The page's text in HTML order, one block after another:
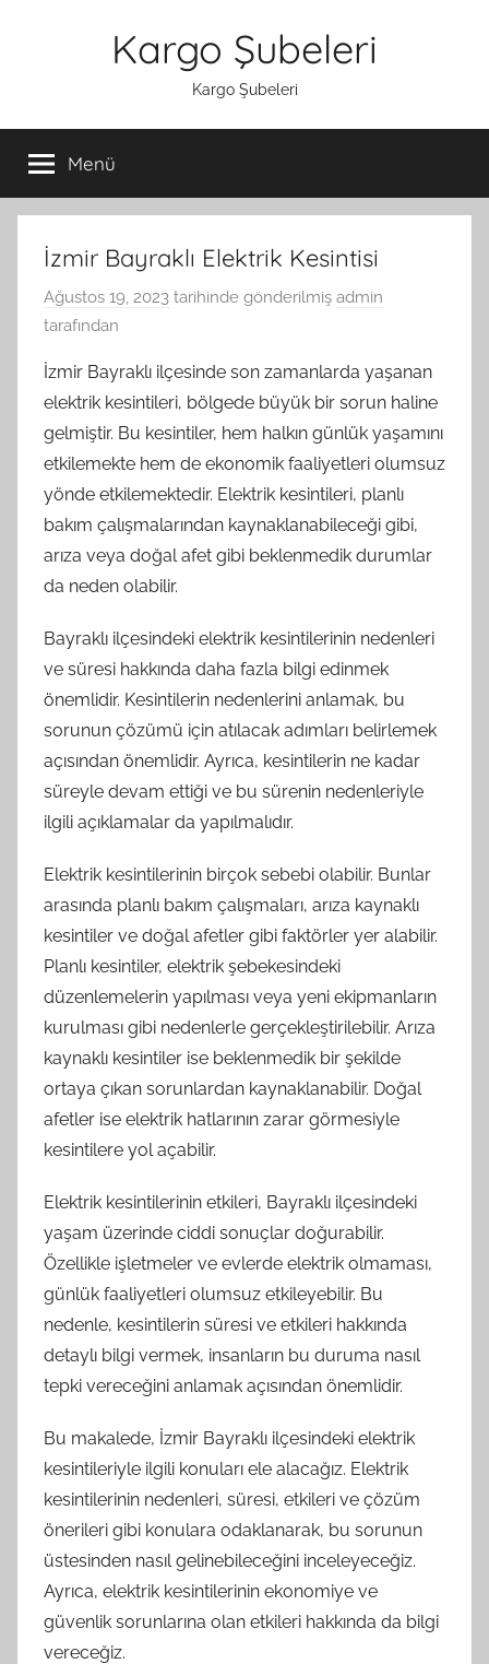
Kargo Şubeleri
Kargo Şubeleri
Menü
İzmir Bayraklı Elektrik Kesintisi
Ağustos 19, 2023 tarihinde gönderilmiş admin
tarafından
İzmir Bayraklı ilçesinde son zamanlarda yaşanan
elektrik kesintileri, bölgede büyük bir sorun haline
gelmiştir. Bu kesintiler, hem halkın günlük yaşamını
etkilemekte hem de ekonomik faaliyetleri olumsuz
yönde etkilemektedir. Elektrik kesintileri, planlı
bakım çalışmalarından kaynaklanabileceği gibi,
arıza veya doğal afet gibi beklenmedik durumlar
da neden olabilir.
Bayraklı ilçesindeki elektrik kesintilerinin nedenleri
ve süresi hakkında daha fazla bilgi edinmek
önemlidir. Kesintilerin nedenlerini anlamak, bu
sorunun çözümü için atılacak adımları belirlemek
açısından önemlidir. Ayrıca, kesintilerin ne kadar
süreyle devam ettiği ve bu sürenin nedenleriyle
ilgili açıklamalar da yapılmalıdır.
Elektrik kesintilerinin birçok sebebi olabilir. Bunlar
arasında planlı bakım çalışmaları, arıza kaynaklı
kesintiler ve doğal afetler gibi faktörler yer alabilir.
Planlı kesintiler, elektrik şebekesindeki
düzenlemelerin yapılması veya yeni ekipmanların
kurulması gibi nedenlerle gerçekleştirilebilir. Arıza
kaynaklı kesintiler ise beklenmedik bir şekilde
ortaya çıkan sorunlardan kaynaklanabilir. Doğal
afetler ise elektrik hatlarının zarar görmesiyle
kesintilere yol açabilir.
Elektrik kesintilerinin etkileri, Bayraklı ilçesindeki
yaşam üzerinde ciddi sonuçlar doğurabilir.
Özellikle işletmeler ve evlerde elektrik olmaması,
günlük faaliyetleri olumsuz etkileyebilir. Bu
nedenle, kesintilerin süresi ve etkileri hakkında
detaylı bilgi vermek, insanların bu duruma nasıl
tepki vereceğini anlamak açısından önemlidir.
Bu makalede, İzmir Bayraklı ilçesindeki elektrik
kesintileriyle ilgili konuları ele alacağız. Elektrik
kesintilerinin nedenleri, süresi, etkileri ve çözüm
önerileri gibi konulara odaklanarak, bu sorunun
üstesinden nasıl gelinebileceğini inceleyeceğiz.
Ayrıca, elektrik kesintilerinin ekonomiye ve
güvenlik sorunlarına olan etkileri hakkında da bilgi
vereceğiz.